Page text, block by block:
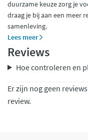
duurzame keuze zorg je
draag je bij aan een meer
samenleving.
Lees meer
Reviews
Hoe controleren en
Er zijn nog geen
review.